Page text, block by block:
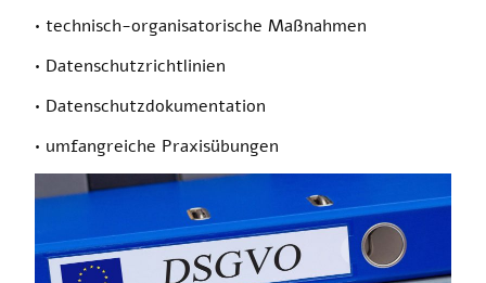
• technisch-organisatorische Maßnahmen
• Datenschutzrichtlinien
• Datenschutzdokumentation
• umfangreiche Praxisübungen